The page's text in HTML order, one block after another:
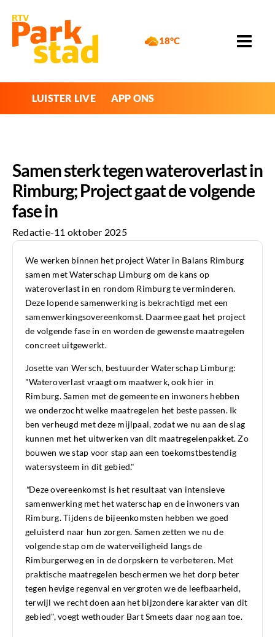
18°C
LUISTER LIVE APP ONS
Samen sterk tegen wateroverlast in
Rimburg; Project gaat de volgende
fase in
Redactie-11 oktober 2025
We werken binnen het project Water in Balans Rimburg
samen met Waterschap Limburg om de kans op
wateroverlast in en rondom Rimburg te verminderen.
Deze lopende samenwerking is bekrachtigd met een
samenwerkingsovereenkomst. Daarmee gaat het project
de volgende fase in en worden de gewenste maatregelen
concreet uitgewerkt.
Josette van Wersch, bestuurder Waterschap Limburg:
"Wateroverlast vraagt om maatwerk, ook hier in
Rimburg. Samen met de gemeente en inwoners hebben
we onderzocht welke maatregelen het beste passen. Ik
ben verheugd met deze mijlpaal, zodat we nu aan de slag
kunnen met het uitwerken van dit maatregelenpakket. Zo
bouwen we stap voor stap aan een toekomstbestendig
watersysteem in dit gebied."
"Deze overeenkomst is het resultaat van intensieve
samenwerking met het waterschap en de inwoners van
Rimburg. Tijdens de bijeenkomsten hebben we goed
geluisterd naar hun zorgen. Samen zetten we nu de
volgende stap om de waterveiligheid langs de
Rimburgerweg en in de dorpskern te verbeteren. Met
praktische maatregelen beschermen we het dorp beter
tegen hevige regenval en vergroten we de leefbaarheid,
terwijl we recht doen aan het bijzondere karakter van dit
gebied", voegt wethouder Bart Smeets daar nog aan toe.